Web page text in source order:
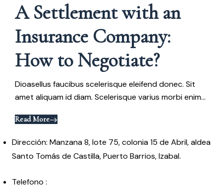
A Settlement with an
Insurance Company:
How to Negotiate?
Dioasellus faucibus scelerisque eleifend donec. Sit
amet aliquam id diam. Scelerisque varius morbi enim...
Read More
Dirección: Manzana 8, lote 75, colonia 15 de Abril, aldea
Santo Tomás de Castilla, Puerto Barrios, Izabal.
Telefono :